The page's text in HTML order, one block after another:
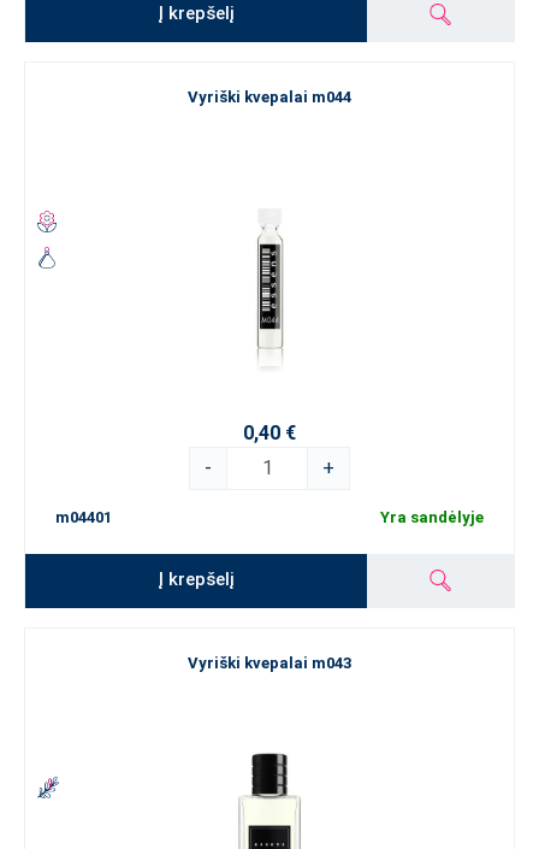
Į krepšelį
Vyriški kvepalai m044
0,40 €
-
+
m04401 Yra sandėlyje
Į krepšelį
Vyriški kvepalai m043